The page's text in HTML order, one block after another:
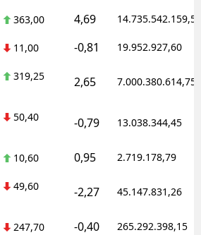
363,00 4,69 14.735.542.159,50
11,00 -0,81 19.952.927,60
319,25 2,65 7.000.380.614,75
50,40 -0,79 13.038.344,45
10,60 0,95 2.719.178,79
49,60 -2,27 45.147.831,26
247,70 -0,40 265.292.398,15